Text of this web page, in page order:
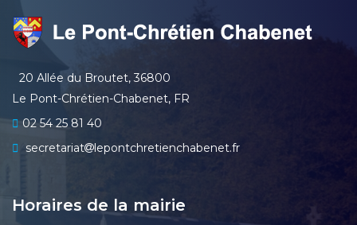
20 Allée du Broutet, 36800
Le Pont-Chrétien-Chabenet, FR
02 54 25 81 40
secretariat
lepontchretienchabenet.fr
Horaires de la mairie